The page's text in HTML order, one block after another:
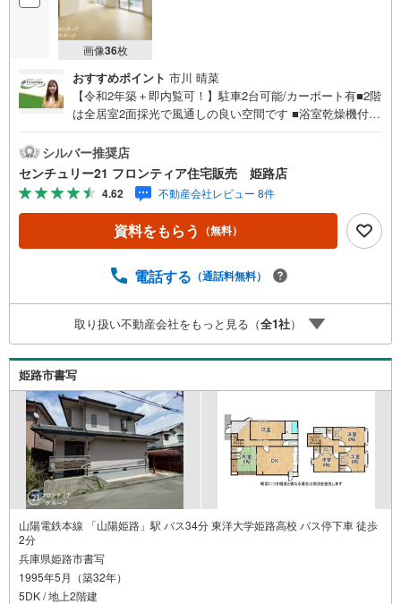
画像36枚
おすすめポイント 市川 晴菜
【令和2年築＋即内覧可！】駐車2台可能/カーポート有■2階
は全居室2面採光で風通しの良い空間です ■浴室乾燥機付き
屋を広く使えます 特徴・料理中も会話が弾むカウンターキ
ッチン・エアコン/照明器具付き・リビング横に配置された
和室は家事スペースや客間として重宝します 立地・姫路市
立曽左小学校まで徒歩約13分・姫路市立書写中学校まで徒
歩約15分 弊社が選ばれる理由 1.お金の扱い方のプロ、ファ
イナンシャルプランナーが資金計画をサポート！2.買い替
銀行と繋がりがあるため、最も低金利になるように審査が
ムも弊社のリフォームプランナーがご提案！5.定期的にご
連絡を繋ぎ、有事の際に迅速にサポートいたします弊社は
専門家同士が連携をとっているため、より多くの知見がご
ざいます。お気軽にお問合せください！
シルバー推奨店
センチュリー21 フロンティア住宅販売 姫路店
4.62 不動産会社レビュー 8件
資料をもらう （無料）
電話する （通話料無料）
取り扱い不動産会社をもっと見る（全1社）
姫路市書写
山陽電鉄本線 「山陽姫路」駅 バス34分 東洋大学姫路高校 バス停下車 徒歩
2分
兵庫県姫路市書写
1995年5月（築32年）
5DK / 地上2階建